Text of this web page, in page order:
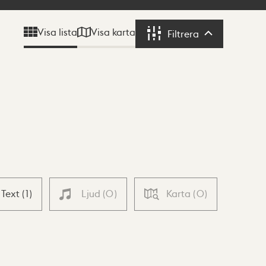
Visa lista Visa karta Filtrera Filtrera
Text (1) Ljud (0) Karta (0)